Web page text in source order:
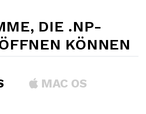
DIE .NP-
KÖNNEN
MAC OS